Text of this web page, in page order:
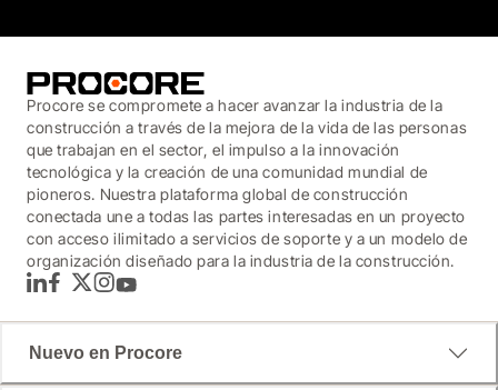
Procore se compromete a hacer avanzar la industria de la
construcción a través de la mejora de la vida de las personas
que trabajan en el sector, el impulso a la innovación
tecnológica y la creación de una comunidad mundial de
pioneros. Nuestra plataforma global de construcción
conectada une a todas las partes interesadas en un proyecto
con acceso ilimitado a servicios de soporte y a un modelo de
organización diseñado para la industria de la construcción.
LinkedInFacebook
TwitterInstagram
YouTube
Nuevo en Procore